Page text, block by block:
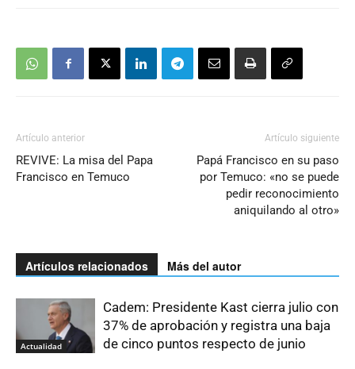
Artículo anterior
REVIVE: La misa del Papa
Francisco en Temuco
Artículo siguiente
Papá Francisco en su paso
por Temuco: «no se puede
pedir reconocimiento
aniquilando al otro»
Artículos relacionados Más del autor
Actualidad
Cadem: Presidente Kast cierra julio con
37% de aprobación y registra una baja
de cinco puntos respecto de junio